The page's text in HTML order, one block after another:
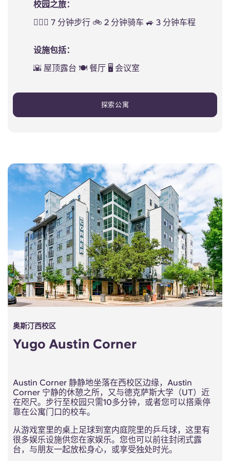
校园之旅：
🚶🏻‍♂️ 7 分钟步行 🚲 2 分钟骑车 🚙 3 分钟车程
设施包括：
🌇 屋顶露台 🍽️ 餐厅 🖥️ 会议室
探索公寓
奥斯汀西校区
Yugo Austin Corner
Austin Corner 静静地坐落在西校区边缘，Austin
Corner 宁静的休憩之所，又与德克萨斯大学（UT）近
在咫尺。步行至校园只需10多分钟，或者您可以搭乘停
靠在公寓门口的校车。
从游戏室里的桌上足球到室内庭院里的乒乓球，这里有
很多娱乐设施供您在家娱乐。您也可以前往封闭式露
台，与朋友一起放松身心，或享受独处时光。